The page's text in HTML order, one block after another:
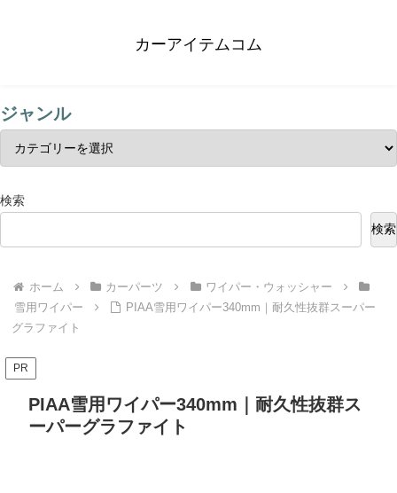
カーアイテムコム
ジャンル
検索
検索
ホーム カーパーツ
ワイパー・ウォッシャー
雪用ワイパー
PIAA雪用ワイパー340mm｜耐久性抜群スーパー
グラファイト
PR
PIAA雪用ワイパー340mm｜耐久性抜群ス
ーパーグラファイト